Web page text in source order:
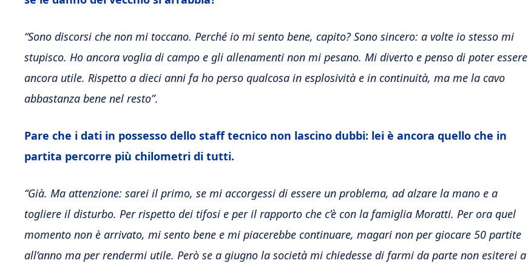
“Sono discorsi che non mi toccano. Perché io mi sento bene, capito? Sono sincero: a volte io stesso mi
stupisco. Ho ancora voglia di campo e gli allenamenti non mi pesano. Mi diverto e penso di poter essere
ancora utile. Rispetto a dieci anni fa ho perso qualcosa in esplosività e in continuità, ma me la cavo
abbastanza bene nel resto”.
Pare che i dati in possesso dello staff tecnico non lascino dubbi: lei è ancora quello che in
partita percorre più chilometri di tutti.
“Già. Ma attenzione: sarei il primo, se mi accorgessi di essere un problema, ad alzare la mano e a
togliere il disturbo. Per rispetto dei tifosi e per il rapporto che c’è con la famiglia Moratti. Per ora quel
momento non è arrivato, mi sento bene e mi piacerebbe continuare, magari non per giocare 50 partite
all’anno ma per rendermi utile. Però se a giugno la società mi chiedesse di farmi da parte non esiterei a